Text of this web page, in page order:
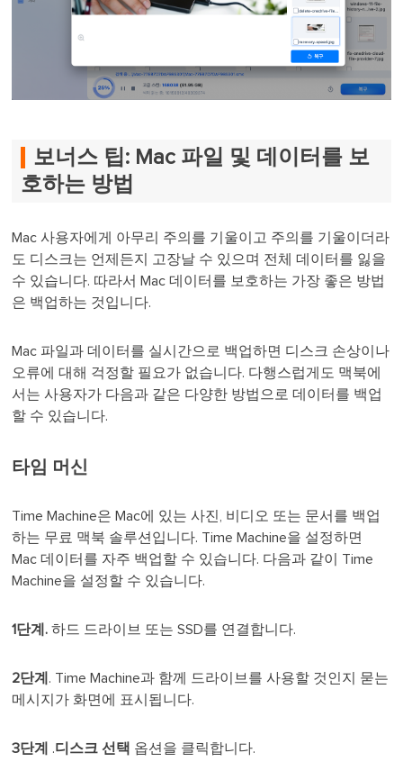
보너스 팁: Mac 파일 및 데이터를 보
호하는 방법
Mac 사용자에게 아무리 주의를 기울이고 주의를 기울이더라
도 디스크는 언제든지 고장날 수 있으며 전체 데이터를 잃을
수 있습니다. 따라서 Mac 데이터를 보호하는 가장 좋은 방법
은 백업하는 것입니다.
Mac 파일과 데이터를 실시간으로 백업하면 디스크 손상이나
오류에 대해 걱정할 필요가 없습니다. 다행스럽게도 맥북에
서는 사용자가 다음과 같은 다양한 방법으로 데이터를 백업
할 수 있습니다.
타임 머신
Time Machine은 Mac에 있는 사진, 비디오 또는 문서를 백업
하는 무료 맥북 솔루션입니다. Time Machine을 설정하면
Mac 데이터를 자주 백업할 수 있습니다. 다음과 같이 Time
Machine을 설정할 수 있습니다.
1단계. 하드 드라이브 또는 SSD를 연결합니다.
2단계 . Time Machine과 함께 드라이브를 사용할 것인지 묻는
메시지가 화면에 표시됩니다.
3단계 .디스크 선택 옵션을 클릭합니다.